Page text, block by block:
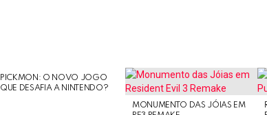
PICKMON: O NOVO JOGO
QUE DESAFIA A NINTENDO?
MONUMENTO DAS JÓIAS EM